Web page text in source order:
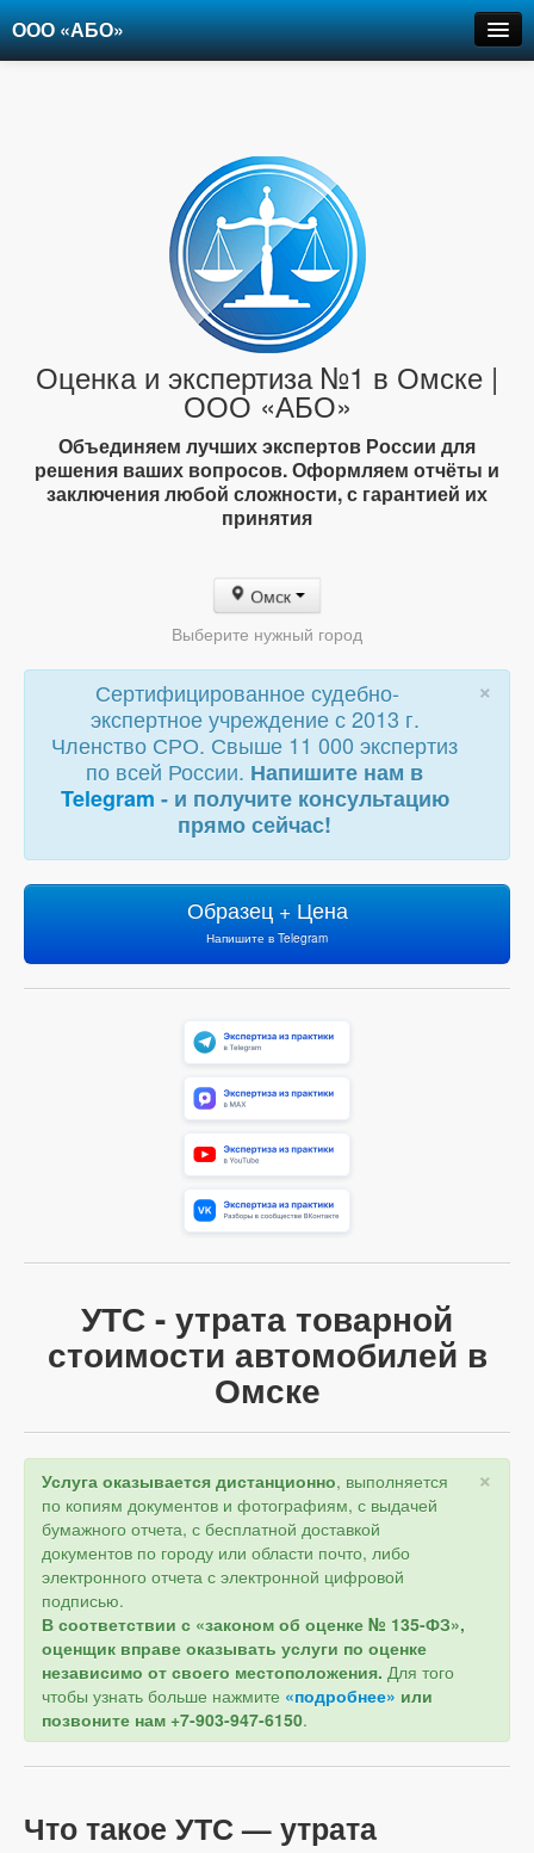
ООО «АБО»
Оценка и экспертиза №1 в Омске |
ООО «АБО»
Объединяем лучших экспертов России для
решения ваших вопросов. Оформляем отчёты и
заключения любой сложности, с гарантией их
принятия
Омск
Выберите нужный город
×
Сертифицированное судебно-
экспертное учреждение с 2013 г.
Членство СРО. Свыше 11 000 экспертиз
по всей России. Напишите нам в
Telegram - и получите консультацию
прямо сейчас!
Образец + Цена
Напишите в Telegram
УТС - утрата товарной
стоимости автомобилей в
Омске
×
Услуга оказывается дистанционно, выполняется
по копиям документов и фотографиям, с выдачей
бумажного отчета, с бесплатной доставкой
документов по городу или области почто, либо
электронного отчета с электронной цифровой
подписью.
В соответствии с «законом об оценке № 135-ФЗ»,
оценщик вправе оказывать услуги по оценке
независимо от своего местоположения. Для того
чтобы узнать больше нажмите «подробнее» или
позвоните нам +7-903-947-6150.
Что такое УТС — утрата